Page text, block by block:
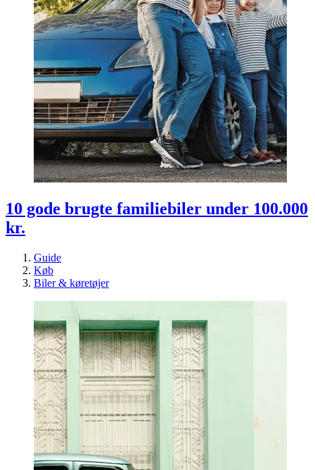
10 gode brugte familiebiler under 100.000
kr.
Guide
Køb
Biler & køretøjer